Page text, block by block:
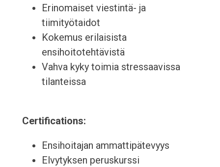
Erinomaiset viestintä- ja
tiimityötaidot
Kokemus erilaisista
ensihoitotehtävistä
Vahva kyky toimia stressaavissa
tilanteissa
Certifications:
Ensihoitajan ammattipätevyys
Elvytyksen peruskurssi